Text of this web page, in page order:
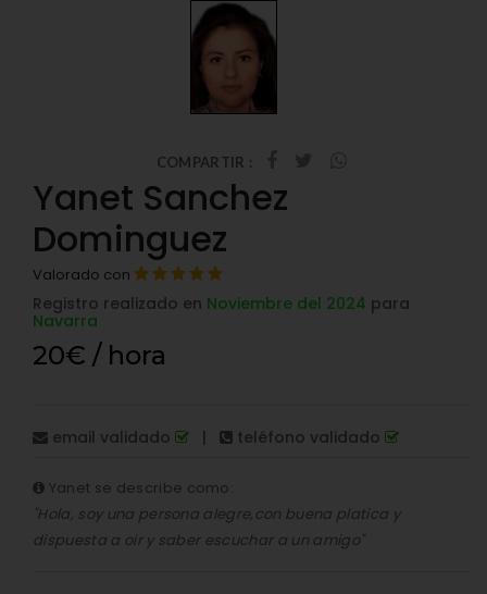
COMPARTIR :
Yanet Sanchez
Dominguez
Valorado con
Registro realizado en Noviembre del 2024 para
Navarra
20€ / hora
email validado | teléfono validado
Yanet se describe como:
"Hola, soy una persona alegre,con buena platica y
dispuesta a oir y saber escuchar a un amigo"